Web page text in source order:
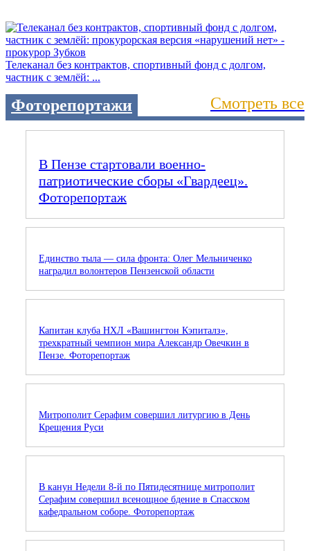
Телеканал без контрактов, спортивный фонд с долгом,
частник с землёй: ...
Фоторепортажи Смотреть все
В Пензе стартовали военно-
патриотические сборы «Гвардеец».
Фоторепортаж
Единство тыла — сила фронта: Олег Мельниченко
наградил волонтеров Пензенской области
Капитан клуба НХЛ «Вашингтон Кэпиталз»,
трехкратный чемпион мира Александр Овечкин в
Пензе. Фоторепортаж
Митрополит Серафим совершил литургию в День
Крещения Руси
В канун Недели 8-й по Пятидесятнице митрополит
Серафим совершил всенощное бдение в Спасском
кафедральном соборе. Фоторепортаж